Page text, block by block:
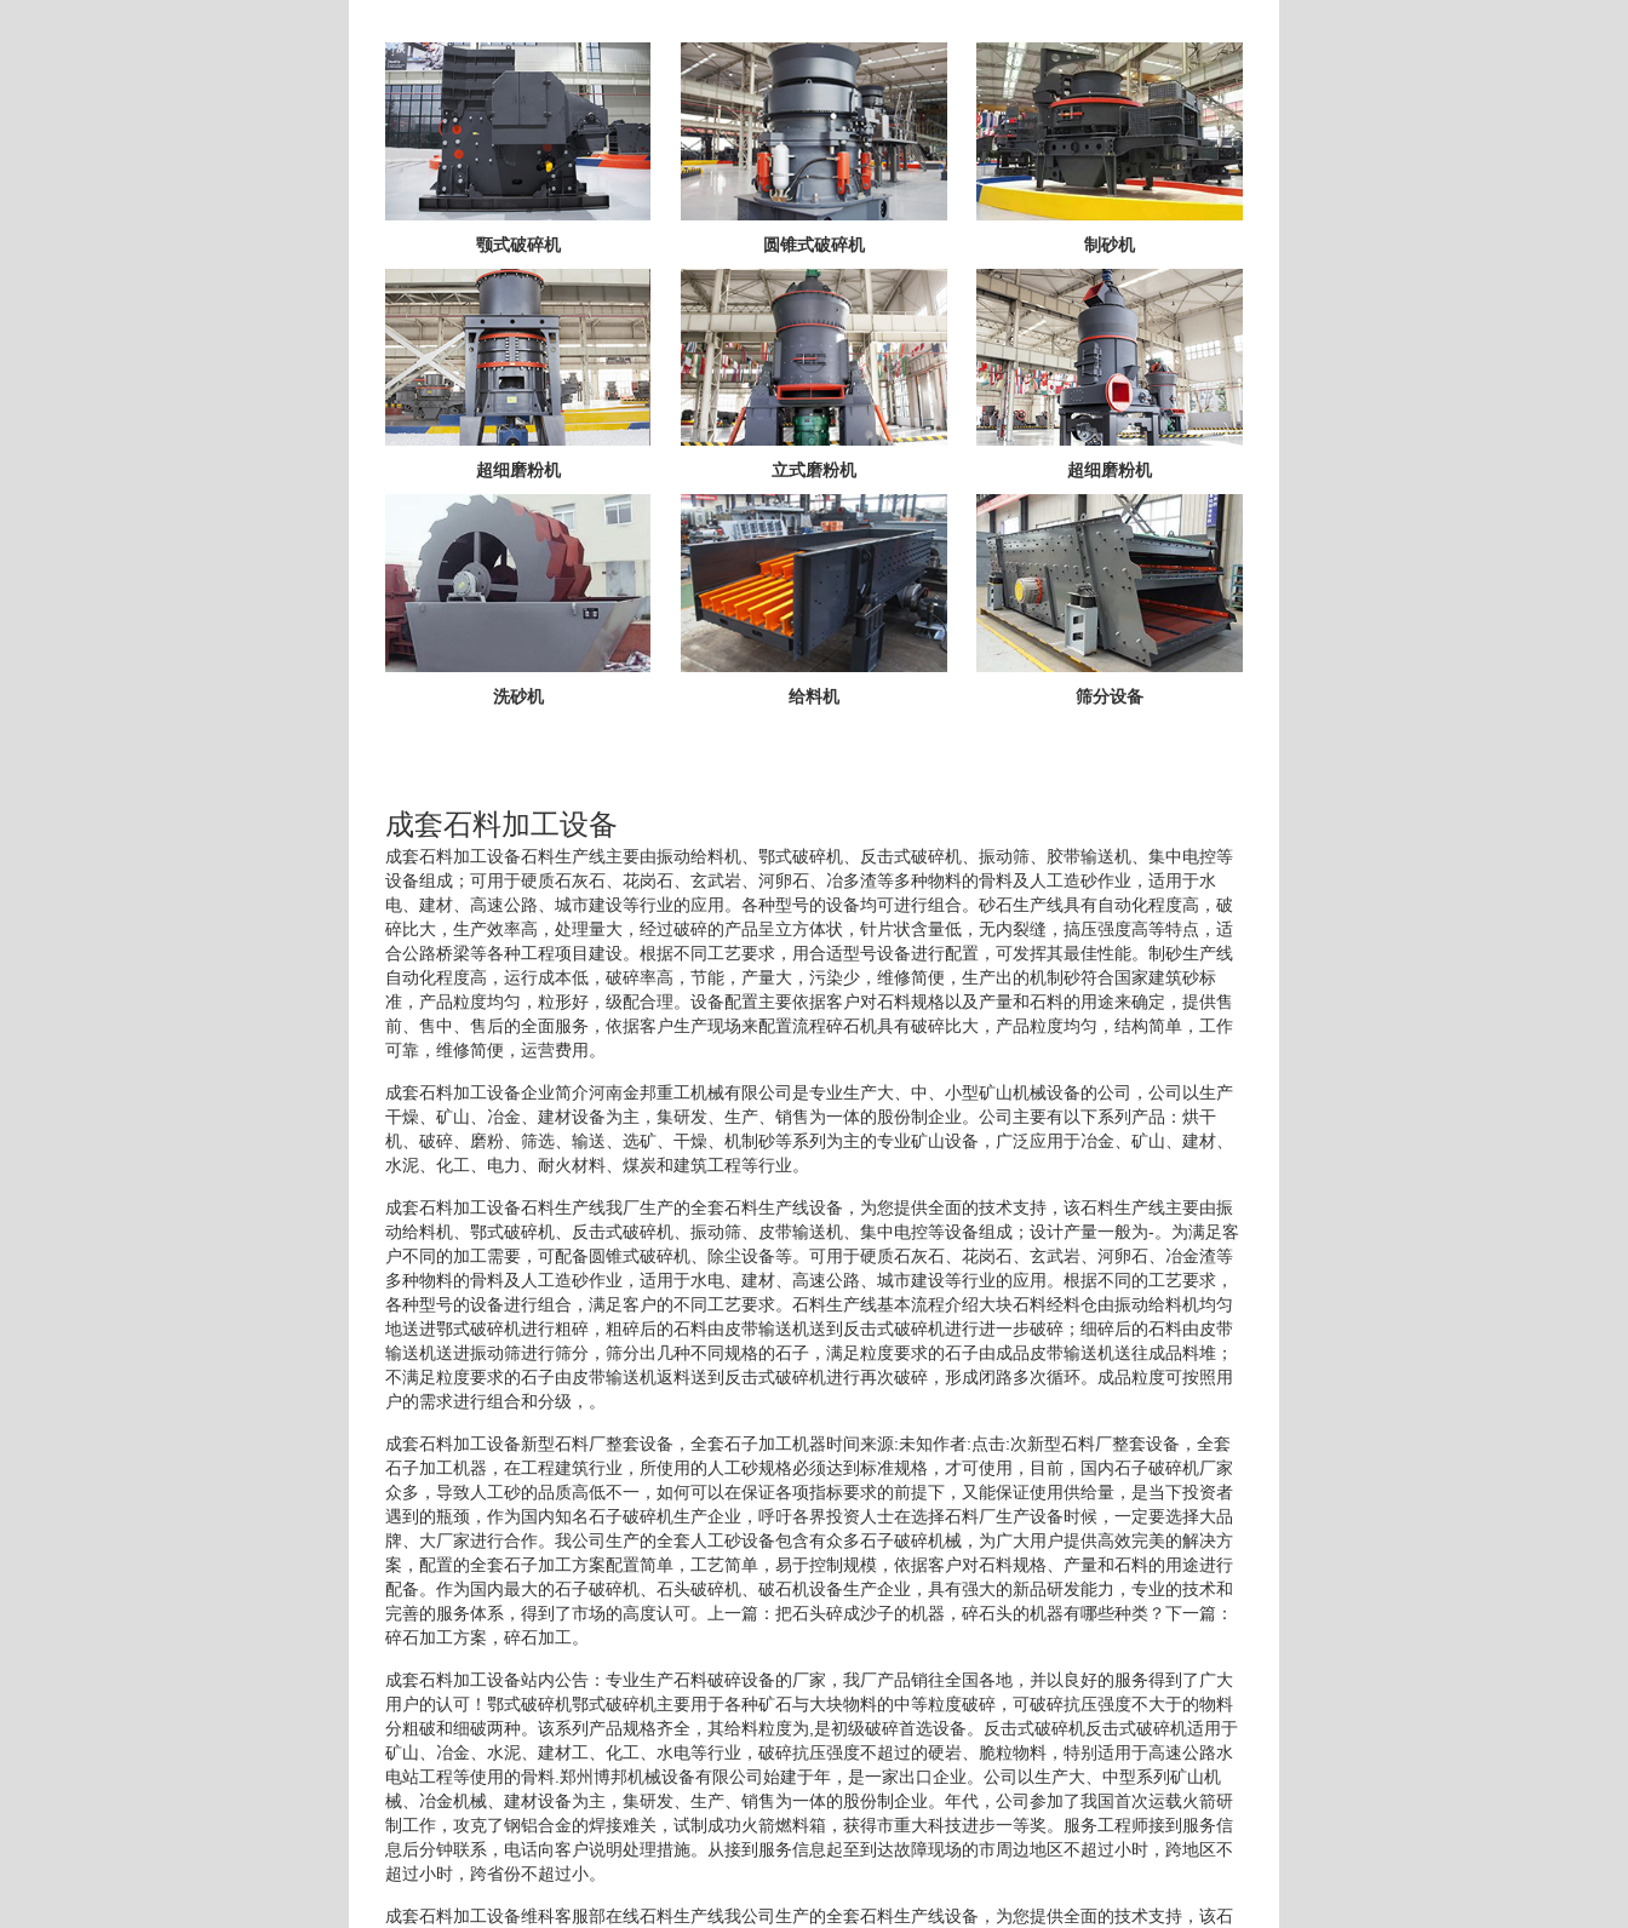
颚式破碎机 圆锥式破碎机 制砂机
超细磨粉机 立式磨粉机 超细磨粉机
洗砂机 给料机 筛分设备
成套石料加工设备
成套石料加工设备石料生产线主要由振动给料机、鄂式破碎机、反击式破碎机、振动筛、胶带输送机、集中电控等
设备组成；可用于硬质石灰石、花岗石、玄武岩、河卵石、冶多渣等多种物料的骨料及人工造砂作业，适用于水
电、建材、高速公路、城市建设等行业的应用。各种型号的设备均可进行组合。砂石生产线具有自动化程度高，破
碎比大，生产效率高，处理量大，经过破碎的产品呈立方体状，针片状含量低，无内裂缝，搞压强度高等特点，适
合公路桥梁等各种工程项目建设。根据不同工艺要求，用合适型号设备进行配置，可发挥其最佳性能。制砂生产线
自动化程度高，运行成本低，破碎率高，节能，产量大，污染少，维修简便，生产出的机制砂符合国家建筑砂标
准，产品粒度均匀，粒形好，级配合理。设备配置主要依据客户对石料规格以及产量和石料的用途来确定，提供售
前、售中、售后的全面服务，依据客户生产现场来配置流程碎石机具有破碎比大，产品粒度均匀，结构简单，工作
可靠，维修简便，运营费用。
成套石料加工设备企业简介河南金邦重工机械有限公司是专业生产大、中、小型矿山机械设备的公司，公司以生产
干燥、矿山、冶金、建材设备为主，集研发、生产、销售为一体的股份制企业。公司主要有以下系列产品：烘干
机、破碎、磨粉、筛选、输送、选矿、干燥、机制砂等系列为主的专业矿山设备，广泛应用于冶金、矿山、建材、
水泥、化工、电力、耐火材料、煤炭和建筑工程等行业。
成套石料加工设备石料生产线我厂生产的全套石料生产线设备，为您提供全面的技术支持，该石料生产线主要由振
动给料机、鄂式破碎机、反击式破碎机、振动筛、皮带输送机、集中电控等设备组成；设计产量一般为-。为满足客
户不同的加工需要，可配备圆锥式破碎机、除尘设备等。可用于硬质石灰石、花岗石、玄武岩、河卵石、冶金渣等
多种物料的骨料及人工造砂作业，适用于水电、建材、高速公路、城市建设等行业的应用。根据不同的工艺要求，
各种型号的设备进行组合，满足客户的不同工艺要求。石料生产线基本流程介绍大块石料经料仓由振动给料机均匀
地送进鄂式破碎机进行粗碎，粗碎后的石料由皮带输送机送到反击式破碎机进行进一步破碎；细碎后的石料由皮带
输送机送进振动筛进行筛分，筛分出几种不同规格的石子，满足粒度要求的石子由成品皮带输送机送往成品料堆；
不满足粒度要求的石子由皮带输送机返料送到反击式破碎机进行再次破碎，形成闭路多次循环。成品粒度可按照用
户的需求进行组合和分级，。
成套石料加工设备新型石料厂整套设备，全套石子加工机器时间来源:未知作者:点击:次新型石料厂整套设备，全套
石子加工机器，在工程建筑行业，所使用的人工砂规格必须达到标准规格，才可使用，目前，国内石子破碎机厂家
众多，导致人工砂的品质高低不一，如何可以在保证各项指标要求的前提下，又能保证使用供给量，是当下投资者
遇到的瓶颈，作为国内知名石子破碎机生产企业，呼吁各界投资人士在选择石料厂生产设备时候，一定要选择大品
牌、大厂家进行合作。我公司生产的全套人工砂设备包含有众多石子破碎机械，为广大用户提供高效完美的解决方
案，配置的全套石子加工方案配置简单，工艺简单，易于控制规模，依据客户对石料规格、产量和石料的用途进行
配备。作为国内最大的石子破碎机、石头破碎机、破石机设备生产企业，具有强大的新品研发能力，专业的技术和
完善的服务体系，得到了市场的高度认可。上一篇：把石头碎成沙子的机器，碎石头的机器有哪些种类？下一篇：
碎石加工方案，碎石加工。
成套石料加工设备站内公告：专业生产石料破碎设备的厂家，我厂产品销往全国各地，并以良好的服务得到了广大
用户的认可！鄂式破碎机鄂式破碎机主要用于各种矿石与大块物料的中等粒度破碎，可破碎抗压强度不大于的物料
分粗破和细破两种。该系列产品规格齐全，其给料粒度为,是初级破碎首选设备。反击式破碎机反击式破碎机适用于
矿山、冶金、水泥、建材工、化工、水电等行业，破碎抗压强度不超过的硬岩、脆粒物料，特别适用于高速公路水
电站工程等使用的骨料.郑州博邦机械设备有限公司始建于年，是一家出口企业。公司以生产大、中型系列矿山机
械、冶金机械、建材设备为主，集研发、生产、销售为一体的股份制企业。年代，公司参加了我国首次运载火箭研
制工作，攻克了钢铝合金的焊接难关，试制成功火箭燃料箱，获得市重大科技进步一等奖。服务工程师接到服务信
息后分钟联系，电话向客户说明处理措施。从接到服务信息起至到达故障现场的市周边地区不超过小时，跨地区不
超过小时，跨省份不超过小。
成套石料加工设备维科客服部在线石料生产线我公司生产的全套石料生产线设备，为您提供全面的技术支持，该石